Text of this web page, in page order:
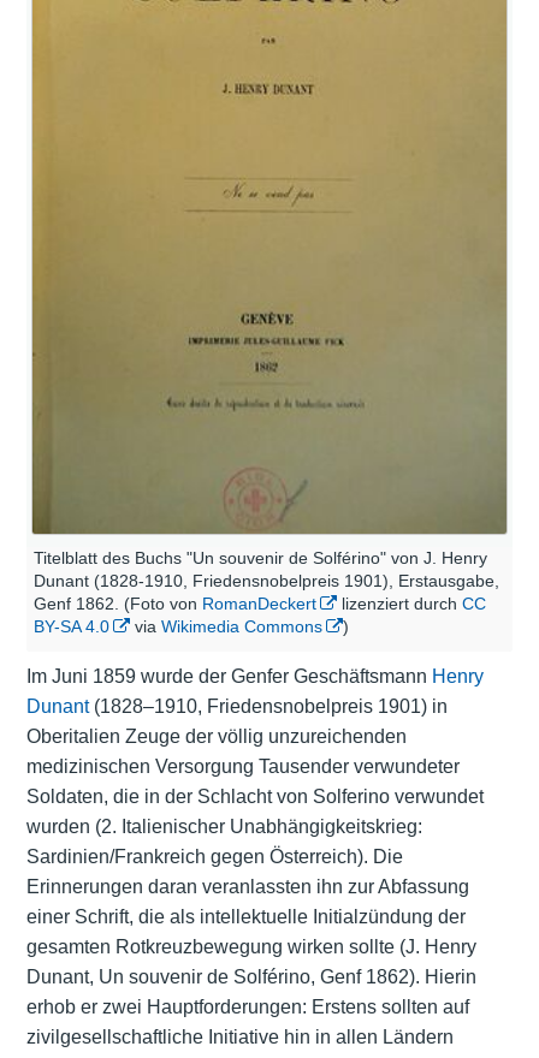
Titelblatt des Buchs "Un souvenir de Solférino" von J. Henry
Dunant (1828-1910, Friedensnobelpreis 1901), Erstausgabe,
Genf 1862. (Foto von RomanDeckert lizenziert durchCC
BY-SA 4.0
viaWikimedia Commons )
Im Juni 1859 wurde der Genfer Geschäftsmann Henry
Dunant(1828–1910, Friedensnobelpreis 1901) in
Oberitalien Zeuge der völlig unzureichenden
medizinischen Versorgung Tausender verwundeter
Soldaten, die in der Schlacht von Solferino verwundet
wurden (2. Italienischer Unabhängigkeitskrieg:
Sardinien/Frankreich gegen Österreich). Die
Erinnerungen daran veranlassten ihn zur Abfassung
einer Schrift, die als intellektuelle Initialzündung der
gesamten Rotkreuzbewegung wirken sollte (J. Henry
Dunant, Un souvenir de Solférino, Genf 1862). Hierin
erhob er zwei Hauptforderungen: Erstens sollten auf
zivilgesellschaftliche Initiative hin in allen Ländern